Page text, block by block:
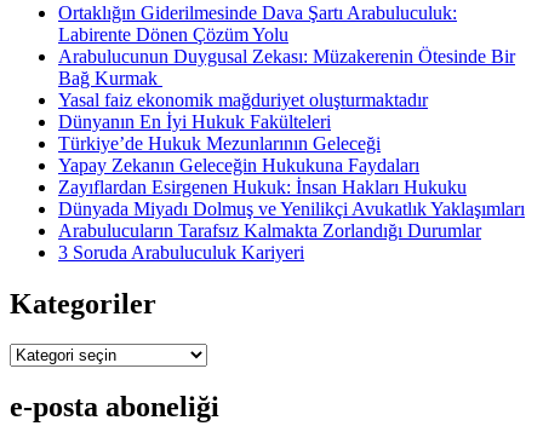
Ortaklığın Giderilmesinde Dava Şartı Arabuluculuk:
Labirente Dönen Çözüm Yolu
Arabulucunun Duygusal Zekası: Müzakerenin Ötesinde Bir
Bağ Kurmak
Yasal faiz ekonomik mağduriyet oluşturmaktadır
Dünyanın En İyi Hukuk Fakülteleri
Türkiye’de Hukuk Mezunlarının Geleceği
Yapay Zekanın Geleceğin Hukukuna Faydaları
Zayıflardan Esirgenen Hukuk: İnsan Hakları Hukuku
Dünyada Miyadı Dolmuş ve Yenilikçi Avukatlık Yaklaşımları
Arabulucuların Tarafsız Kalmakta Zorlandığı Durumlar
3 Soruda Arabuluculuk Kariyeri
Kategoriler
Kategoriler
e-posta aboneliği